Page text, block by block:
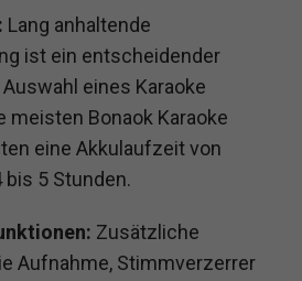
Lang anhaltende
ist ein entscheidender
eines Karaoke
meisten Bonaok Karaoke
eine Akkulaufzeit von
5 Stunden.
Zusätzliche
Aufnahme, Stimmverzerrer